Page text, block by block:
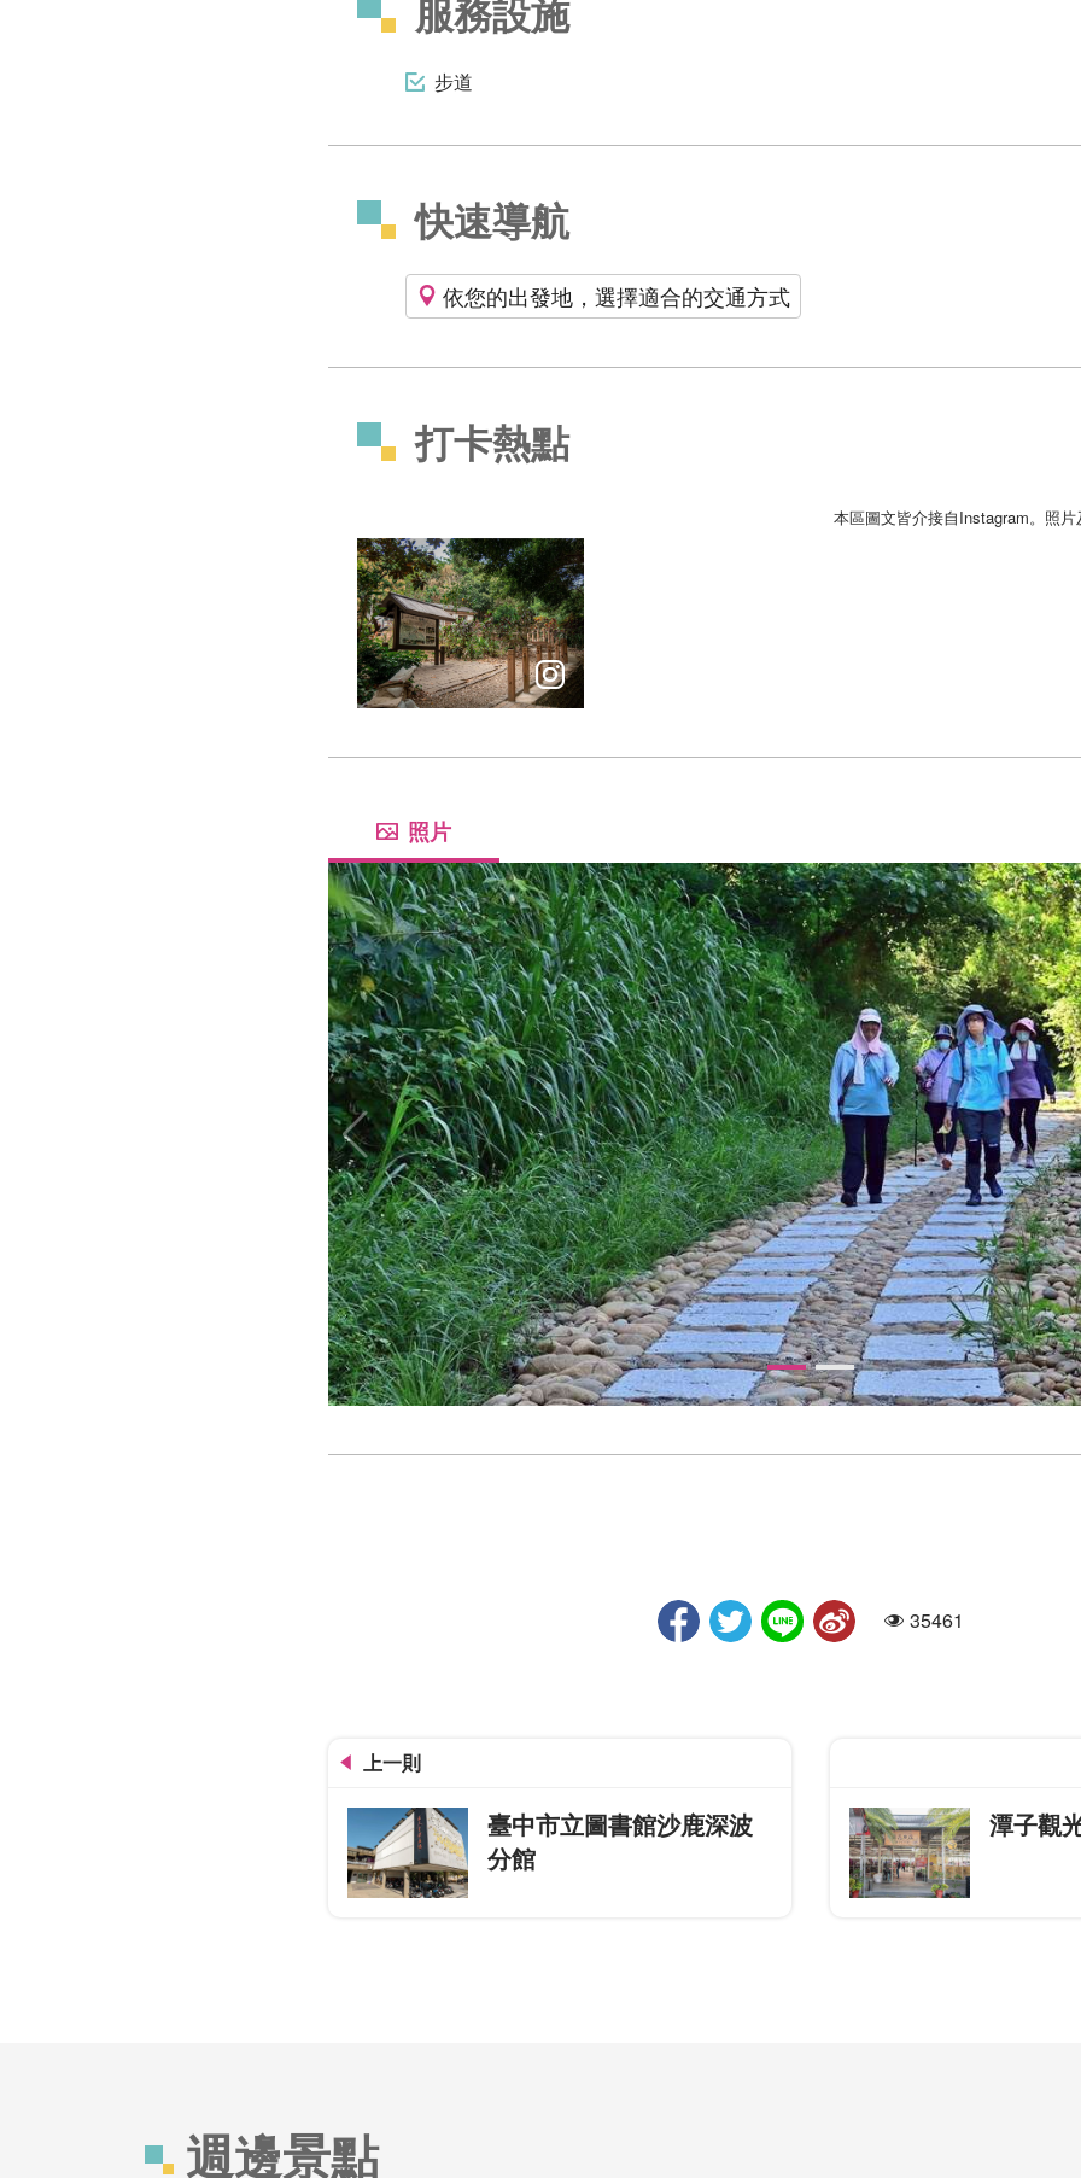
服務設施
步道
快速導航
依您的出發地，選擇適合的交通方式
打卡熱點
本區圖文皆介接自Instagram。照
照片
人氣35461
上一則
臺中市立圖書館沙鹿深波
分館
潭子觀
週邊景點